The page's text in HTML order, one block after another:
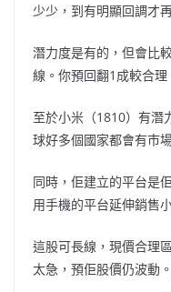
少少，到有明顯回調才
潛力度是有的，但會比
線。你預回翻1成較合理
至於小米（1810）有潛
球好多個國家都會有市
同時，佢建立的平台是
用手機的平台延伸銷售
這股可長線，現價合理
太急，預佢股價仍波動